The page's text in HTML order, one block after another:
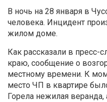
В ночь на 28 января в
человека. Инцидент
жилом доме.
Как рассказали в
краю, сообщение о
местному времени. К
место ЧП в квартире
Горела нежилая